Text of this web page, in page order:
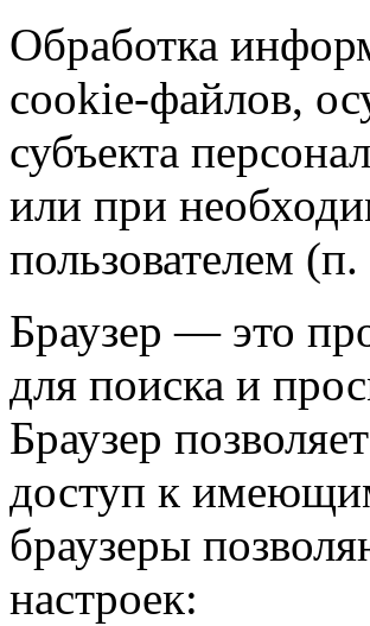
Обработка
cookie-файлов,
субъекта
или при
пользователем
Браузер — это
для поиска и
Браузер
доступ к
браузеры
настроек: